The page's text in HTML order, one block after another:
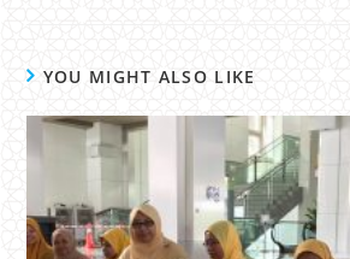
YOU MIGHT ALSO LIKE